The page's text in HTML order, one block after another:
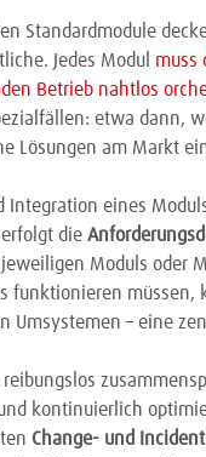
Standardmodule
Jedes Modul muss
Betrieb nahtlos
etwa dann,
Lösungen am Markt
Integration eines
die
Moduls oder
funktionieren müssen,
Umsystemen – eine
kontinuierlich
Change- und